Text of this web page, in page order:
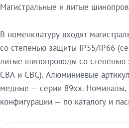
Магистральные и литые
В номенклатуру входят
со степенью защиты IP55/IP66
литые шинопроводы со степенью
СВА и СВС). Алюминиевые
медные — серии 89xx. Номиналы,
конфигурации — по каталогу и